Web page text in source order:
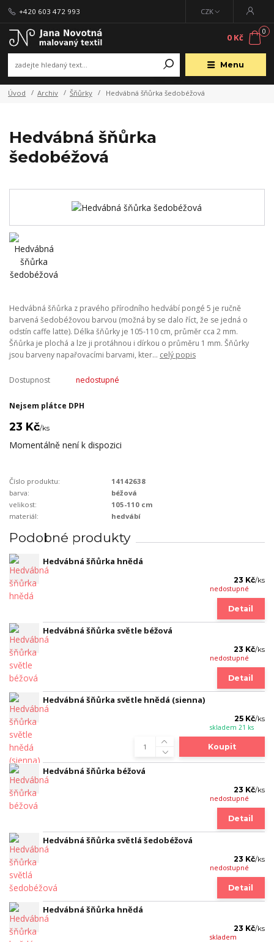
Menu
CZK
+420 603 472 993
0
0 Kč
Úvod Archiv Šňůrky Hedvábná šňůrka šedobéžová
Hedvábná šňůrka
šedobéžová
Hedvábná šňůrka z pravého přírodního hedvábí pongé 5 je ručně
barvená šedobéžovou barvou (možná by se dalo říct, že se jedná o
odstín caffe latte). Délka šňůrky je 105-110 cm, průměr cca 2 mm.
Šňůrka je plochá a lze ji protáhnou i dírkou o průměru 1 mm. Šňůrky
jsou barveny napařovacími barvami, kter... celý popis
Dostupnost nedostupné
Nejsem plátce DPH
23 Kč/ks
Momentálně není k dispozici
Číslo produktu:
14142638
barva:
béžová
velikost:
105-110 cm
materiál:
hedvábí
Podobné produkty
Hedvábná šňůrka hnědá
23 Kč/ks
nedostupné
Detail
Hedvábná šňůrka světle béžová
23 Kč/ks
nedostupné
Detail
Hedvábná šňůrka světle hnědá (sienna)
25 Kč/ks
skladem 21 ks
Koupit
Hedvábná šňůrka béžová
23 Kč/ks
nedostupné
Detail
Hedvábná šňůrka světlá šedobéžová
23 Kč/ks
nedostupné
Detail
Hedvábná šňůrka hnědá
23 Kč/ks
skladem